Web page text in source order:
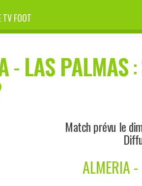
TV FOOT
-LAS PALMAS
Match prévu le
ALMERIA